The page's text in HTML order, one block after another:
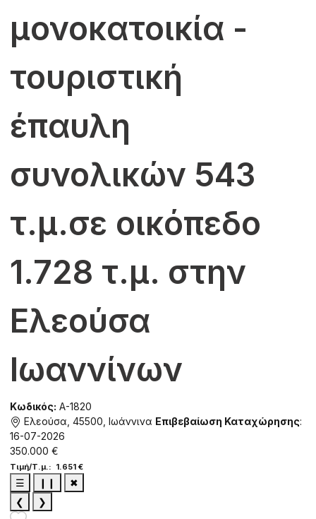
μονοκατοικία -
τουριστική
έπαυλη
συνολικών 543
τ.μ.σε οικόπεδο
1.728 τ.μ. στην
Ελεούσα
Ιωαννίνων
Κωδικός: A-1820
Ελεούσα, 45500, Ιωάννινα Επιβεβαίωση Καταχώρησης:
16-07-2026
350.000 €
Τιμή/Τ.μ.: 1.651 €
☰ ❙❙
✖
❮
❯